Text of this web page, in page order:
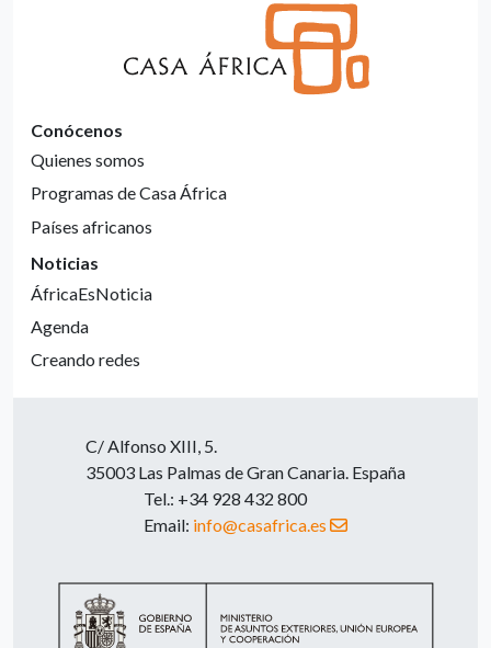
Conócenos
Quienes somos
Programas de Casa África
Países africanos
Noticias
ÁfricaEsNoticia
Agenda
Creando redes
C/ Alfonso XIII, 5.
35003 Las Palmas de Gran Canaria. España
Tel.: +34 928 432 800
Email: info@casafrica.es